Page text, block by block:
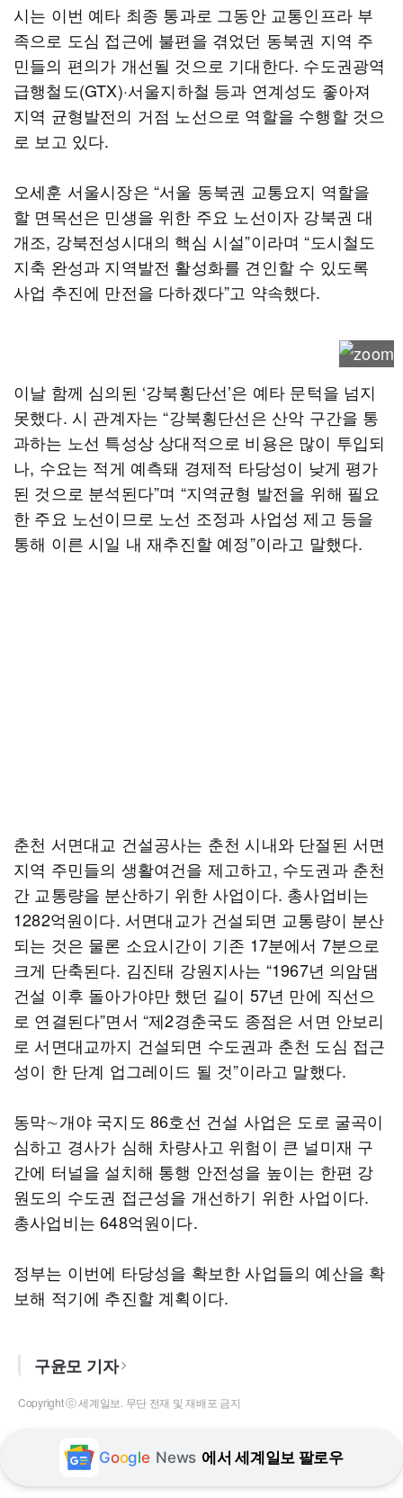
시는 이번 예타 최종 통과로 그동안 교통인프라 부
족으로 도심 접근에 불편을 겪었던 동북권 지역 주
민들의 편의가 개선될 것으로 기대한다. 수도권광역
급행철도(GTX)·서울지하철 등과 연계성도 좋아져
지역 균형발전의 거점 노선으로 역할을 수행할 것으
로 보고 있다.
오세훈 서울시장은 “서울 동북권 교통요지 역할을
할 면목선은 민생을 위한 주요 노선이자 강북권 대
개조, 강북전성시대의 핵심 시설”이라며 “도시철도
지축 완성과 지역발전 활성화를 견인할 수 있도록
사업 추진에 만전을 다하겠다”고 약속했다.
이날 함께 심의된 ‘강북횡단선’은 예타 문턱을 넘지
못했다. 시 관계자는 “강북횡단선은 산악 구간을 통
과하는 노선 특성상 상대적으로 비용은 많이 투입되
나, 수요는 적게 예측돼 경제적 타당성이 낮게 평가
된 것으로 분석된다”며 “지역균형 발전을 위해 필요
한 주요 노선이므로 노선 조정과 사업성 제고 등을
통해 이른 시일 내 재추진할 예정”이라고 말했다.
춘천 서면대교 건설공사는 춘천 시내와 단절된 서면
지역 주민들의 생활여건을 제고하고, 수도권과 춘천
간 교통량을 분산하기 위한 사업이다. 총사업비는
1282억원이다. 서면대교가 건설되면 교통량이 분산
되는 것은 물론 소요시간이 기존 17분에서 7분으로
크게 단축된다. 김진태 강원지사는 “1967년 의암댐
건설 이후 돌아가야만 했던 길이 57년 만에 직선으
로 연결된다”면서 “제2경춘국도 종점은 서면 안보리
로 서면대교까지 건설되면 수도권과 춘천 도심 접근
성이 한 단계 업그레이드 될 것”이라고 말했다.
동막∼개야 국지도 86호선 건설 사업은 도로 굴곡이
심하고 경사가 심해 차량사고 위험이 큰 널미재 구
간에 터널을 설치해 통행 안전성을 높이는 한편 강
원도의 수도권 접근성을 개선하기 위한 사업이다.
총사업비는 648억원이다.
정부는 이번에 타당성을 확보한 사업들의 예산을 확
보해 적기에 추진할 계획이다.
구윤모 기자
Copyright ⓒ 세계일보. 무단 전재 및 재배포 금지
Google News 에서 세계일보 팔로우